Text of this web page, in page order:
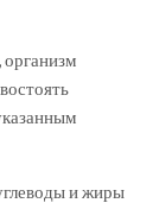
и жиры